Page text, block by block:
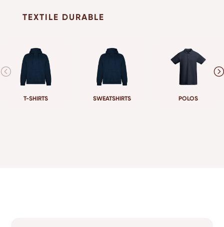
TEXTILE DURABLE
T-SHIRTS SWEATSHIRTS POLOS